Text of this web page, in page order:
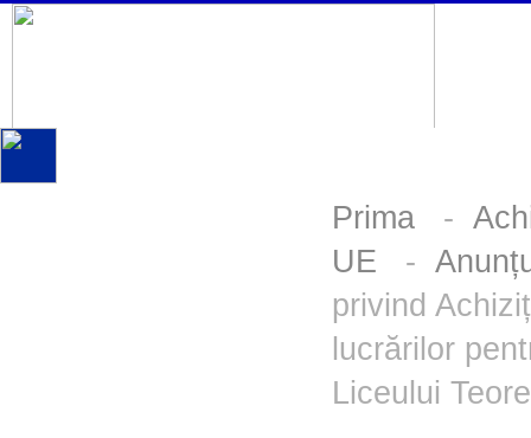
Prima -
UE -
privind
lucrărilor
Liceului